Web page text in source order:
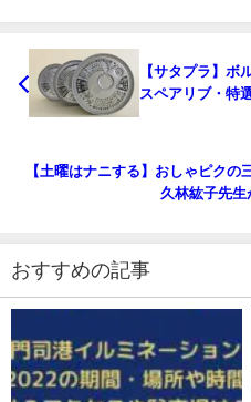
【サタプラ】ボ
スペアリブ・特
【土曜はナニする】おしゃピクの
久林紘子先生
おすすめの記事